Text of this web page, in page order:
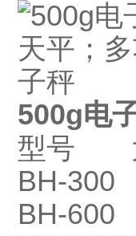
500g电
型号
BH-
BH-